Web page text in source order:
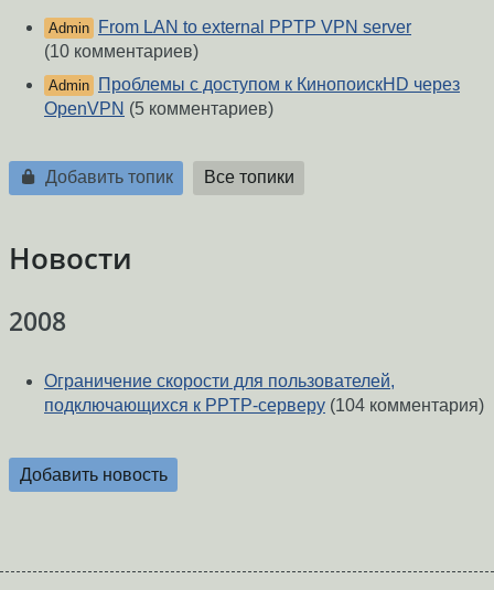
Admin
From LAN to external PPTP VPN server
(10 комментариев)
Admin
Проблемы с доступом к КинопоискHD через
OpenVPN (5 комментариев)
Добавить топик Все топики
Новости
2008
Ограничение скорости для пользователей,
подключающихся к PPTP-серверу (104 комментария)
Добавить новость